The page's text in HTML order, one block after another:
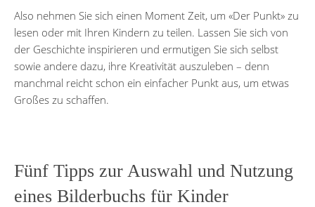
Also nehmen Sie sich einen Moment Zeit, um «Der Punkt» zu
lesen oder mit Ihren Kindern zu teilen. Lassen Sie sich von
der Geschichte inspirieren und ermutigen Sie sich selbst
sowie andere dazu, ihre Kreativität auszuleben – denn
manchmal reicht schon ein einfacher Punkt aus, um etwas
Großes zu schaffen.
Fünf Tipps zur Auswahl und Nutzung
eines Bilderbuchs für Kinder